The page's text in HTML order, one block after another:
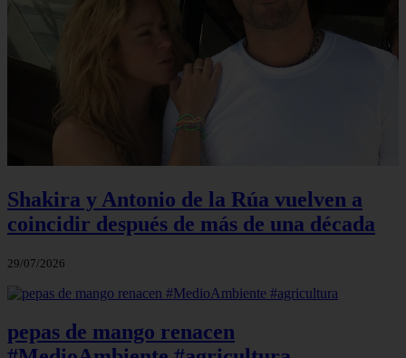
Shakira y Antonio de la Rúa vuelven a
coincidir después de más de una década
29/07/2026
pepas de mango renacen